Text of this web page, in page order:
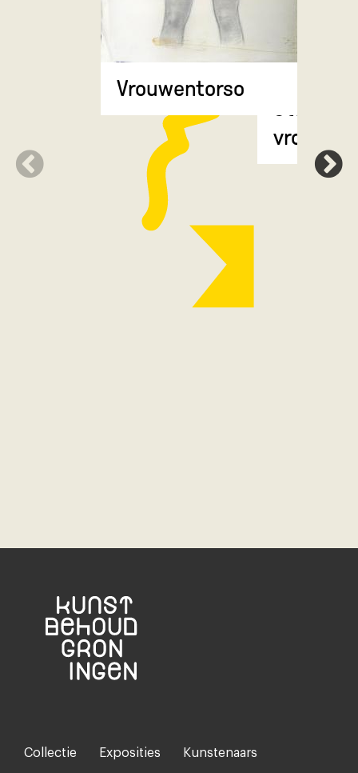
Vrouwentorso
Footer-
Collectie Exposities Kunstenaars